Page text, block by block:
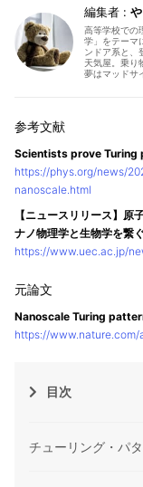
高等学校での
学」をテーマ
ンドア系と、
天気屋。乗り
夢はマッドサ
Scientists prove Turing
https://phys.org/news/
nanoscale.html
【ニュースリリース】原
ナノ物理学と生物学を繋
https://www.uec.ac.jp/
Nanoscale Turing
https://www.nature.com/
目次
チューリング・パ